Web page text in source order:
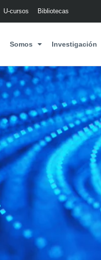
U-cursos Bibliotecas
Somos Investigación